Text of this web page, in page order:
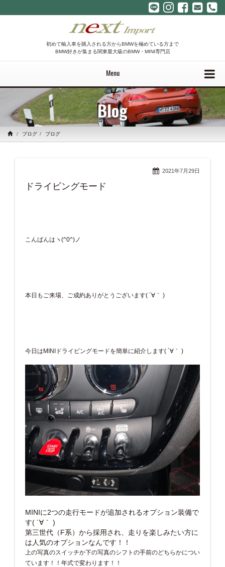
初めて輸入車を購入される方からBMWを極めている方まで
BMW好きが集まる関東最大級のBMW・MINI専門店
Menu
Blog
ブログ ブログ
2021年7月29日
ドライビングモード
こんばんはヽ(^0^)ノ
本日もご来場、ご成約ありがとうございます( ´∀｀ )
今日はMINIドライビングモードを簡単に紹介します( ´∀｀ )
MINIに2つの走行モードが追加されるオプション装備で
す( ´∀｀ )
第三世代（F系）から採用され、走りを楽しみたい方に
は人気のオプションなんです！！
上の写真のスイッチか下の写真のシフトの手前のどちらかについ
ています！！年式で変わります！！